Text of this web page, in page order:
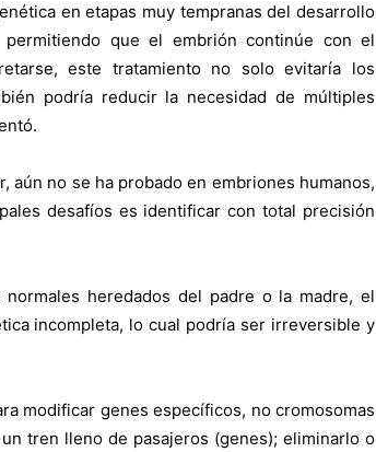
en etapas muy tempranas del desarrollo
que el embrión continúe con el
este tratamiento no solo evitaría los
podría reducir la necesidad de múltiples
no se ha probado en embriones humanos,
desafíos es identificar con total precisión
heredados del padre o la madre, el
incompleta, lo cual podría ser irreversible y
modificar genes específicos, no cromosomas
tren lleno de pasajeros (genes); eliminarlo o